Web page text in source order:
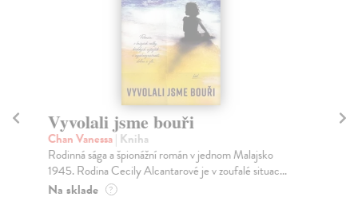
Vyvolali jsme bouři
Chan Vanessa| Kniha
Rodinná sága a špionážní román v jednom Malajsko
1945. Rodina Cecily Alcantarové je v zoufalé situac...
Na sklade ?